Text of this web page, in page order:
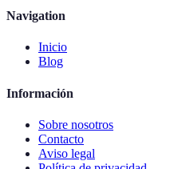
Navigation
Inicio
Blog
Información
Sobre nosotros
Contacto
Aviso legal